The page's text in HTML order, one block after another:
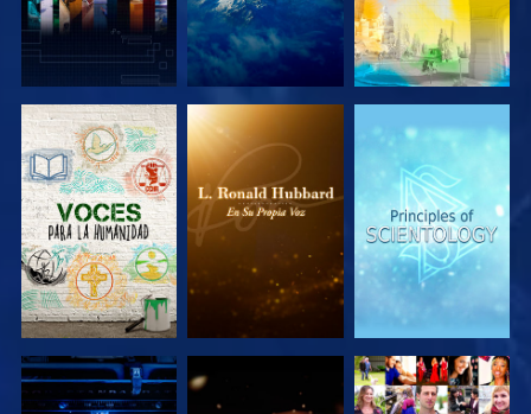
EXPLORA LAS
SERIES
EXPLORA LAS
SERIES
EXPLORA LAS
SERIES